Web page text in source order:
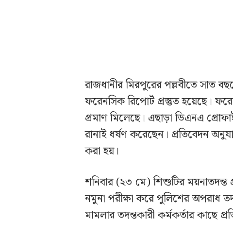
রাজধানীর মিরপুরের পল্লবীতে সাত
ফরেনসিক রিপোর্ট প্রস্তুত হয়েছে।
প্রমাণ মিলেছে। এছাড়া ডিএনএ
রানাই ধর্ষণ করেছেন। প্রতিবেদন
করা হয়।
শনিবার (২৩ মে) শিশুটির
নমুনা পরীক্ষা করে পুলিশের অপরাধ
মামলার তদন্তকারী কর্মকর্তার কাছে